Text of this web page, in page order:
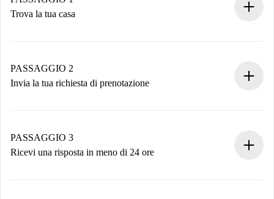
Trova la tua casa
Hai tutte le informazioni necessarie in anticipo.
PASSAGGIO 2
Invia la tua richiesta di prenotazione
non accetta.
PASSAGGIO 3
Ricevi una risposta in meno di 24 ore